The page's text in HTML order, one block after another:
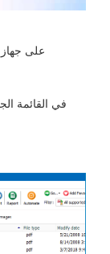
في القائمة